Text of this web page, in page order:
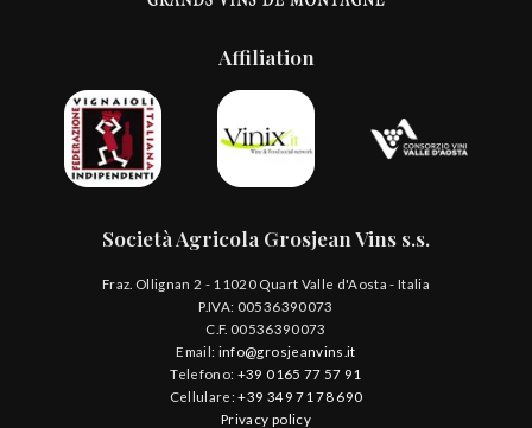
Affiliation
Società Agricola Grosjean Vins s.s.
Fraz. Ollignan 2 - 11020 Quart Valle d'Aosta - Italia
P.IVA: 00536390073
C.F. 00536390073
Email: info@grosjeanvins.it
Telefono: +39 0165 77 57 91
Cellulare: +39 349 71 78 690
Privacy policy